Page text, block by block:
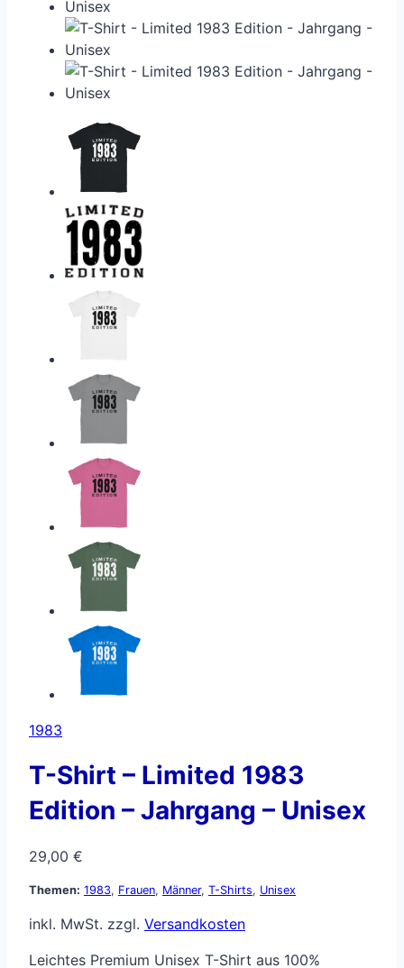
1983
T-Shirt – Limited 1983
Edition – Jahrgang – Unisex
29,00 €
Themen: 1983, Frauen, Männer, T-Shirts, Unisex
inkl. MwSt. zzgl. Versandkosten
Leichtes Premium Unisex T-Shirt aus 100%